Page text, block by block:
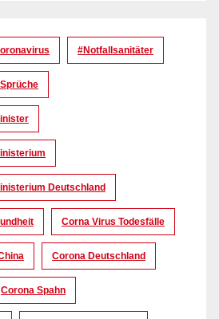
#Notfallsanitäter
Deutschland
Corna Virus Todesfälle
Corona Deutschland
Corona Spahn